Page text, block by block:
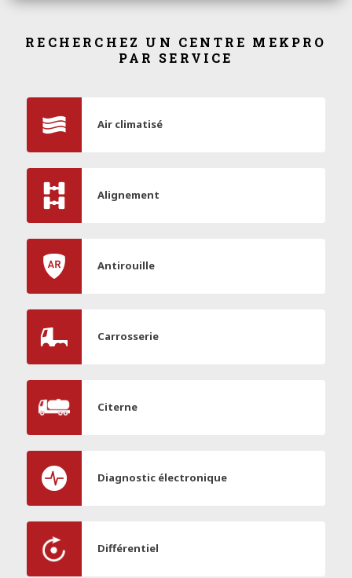
RECHERCHEZ UN CENTRE MEKPRO
PAR SERVICE
Air climatisé
Alignement
Antirouille
Carrosserie
Citerne
Diagnostic électronique
Différentiel